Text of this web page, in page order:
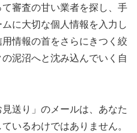
審査の甘い業者を探し、手
に大切な個人情報を入力し
情報の首をさらにきつく絞
泥沼へと沈み込んでいく自
送り」のメールは、あなた
いるわけではありません。